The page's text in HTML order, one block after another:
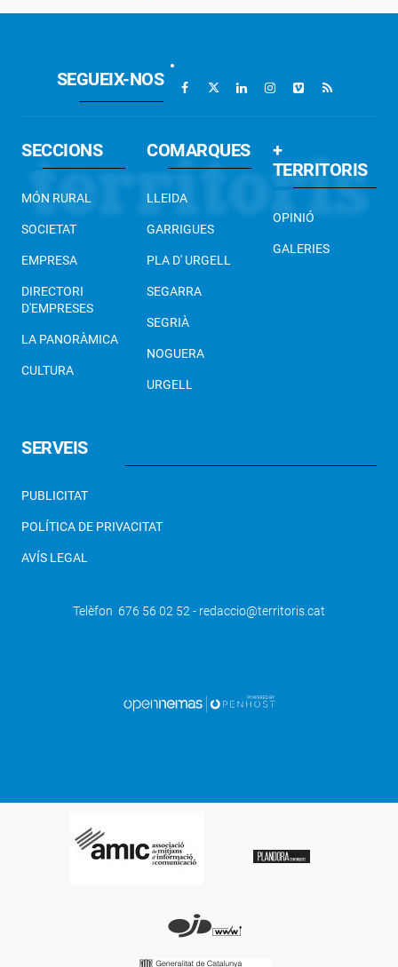
Trident Innovador: Catalunya accelera
per liderar la recerca i la sobirania
tecnològica europea
SEGUEIX-NOS
SECCIONS
MÓN RURAL
SOCIETAT
EMPRESA
DIRECTORI
D'EMPRESES
LA PANORÀMICA
CULTURA
COMARQUES
LLEIDA
GARRIGUES
PLA D' URGELL
SEGARRA
SEGRIÀ
NOGUERA
URGELL
+
TERRITORIS
OPINIÓ
GALERIES
SERVEIS
PUBLICITAT
POLÍTICA DE PRIVACITAT
AVÍS LEGAL
Telèfon 676 56 02 52 - redaccio@territoris.cat